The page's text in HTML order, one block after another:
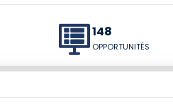
148
OPPORTUNITÉS